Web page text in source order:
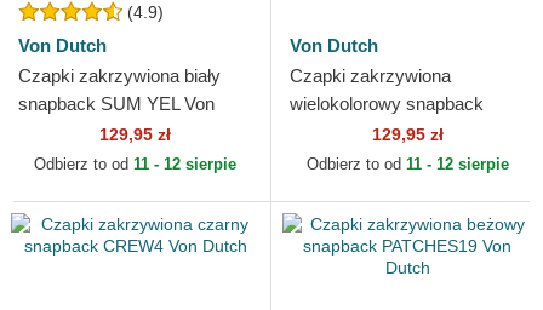
(4.9)
Von Dutch
Czapki zakrzywiona biały
snapback SUM YEL Von
129,95 zł
Odbierz to od 11 - 12 sierpie
Von Dutch
Czapki zakrzywiona
wielokolorowy snapback
PATCHES17 Von Dutch
129,95 zł
Odbierz to od 11 - 12 sierpie